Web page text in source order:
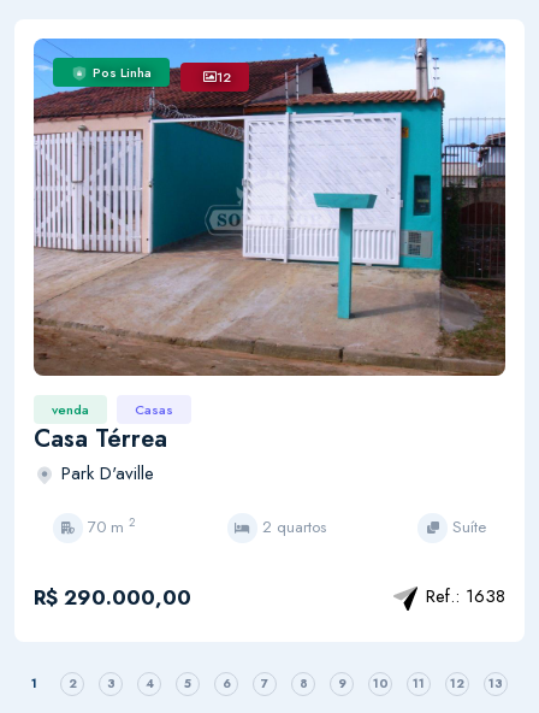
Pos Linha 12
venda Casas
Casa Térrea
Park D'aville
70 m 2 2 quartos Suíte
R$ 290.000,00 Ref.: 1638
1 2 3 4 5 6 7 8 9 10 11 12 13